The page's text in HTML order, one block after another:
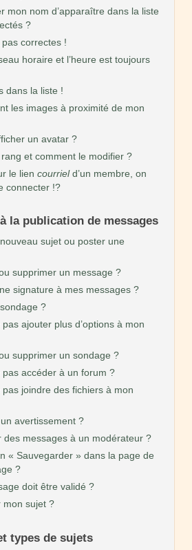
mon nom d’apparaître dans la liste
?
correctes !
horaire et l’heure est toujours
dans la liste !
les images à proximité de mon
un avatar ?
et comment le modifier ?
le lien courrield’un membre, on
connecter !?
la publication de messages
sujet ou poster une
supprimer un message ?
signature à mes messages ?
?
ajouter plus d’options à mon
supprimer un sondage ?
accéder à un forum ?
joindre des fichiers à mon
avertissement ?
des messages à un modérateur ?
« Sauvegarder » dans la page de
?
doit être validé ?
mon sujet ?
types de sujets